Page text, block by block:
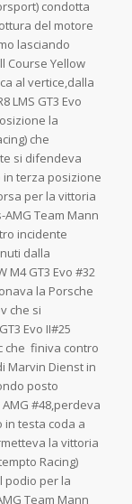
condotta
del motore
lasciando
Course Yellow
al vertice,dalla
LMS GT3 Evo
la
che
si difendeva
terza posizione
per la vittoria
AMG Team Mann
incidente
dalla
M4 GT3 Evo #32
la Porsche
che si
Evo II#25
che finiva contro
Marvin Dienst in
posto
#48,perdeva
in testa coda a
la vittoria
Racing)
podio per la
Team Mann